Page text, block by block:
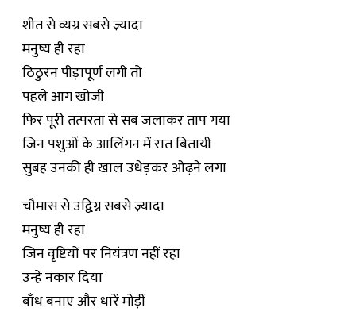
शीत से व्यग्र सबसे ज़्यादा
मनुष्य ही रहा
ठिठुरन पीड़ापूर्ण लगी तो
पहले आग खोजी
फिर पूरी तत्परता से सब जलाकर ताप गया
जिन पशुओं के आलिंगन में रात बितायी
सुबह उनकी ही खाल उधेड़कर ओढ़ने लगा
चौमास से उद्विग्न सबसे ज़्यादा
मनुष्य ही रहा
जिन वृष्टियों पर नियंत्रण नहीं रहा
उन्हें नकार दिया
बाँध बनाए और धारें मोड़ीं